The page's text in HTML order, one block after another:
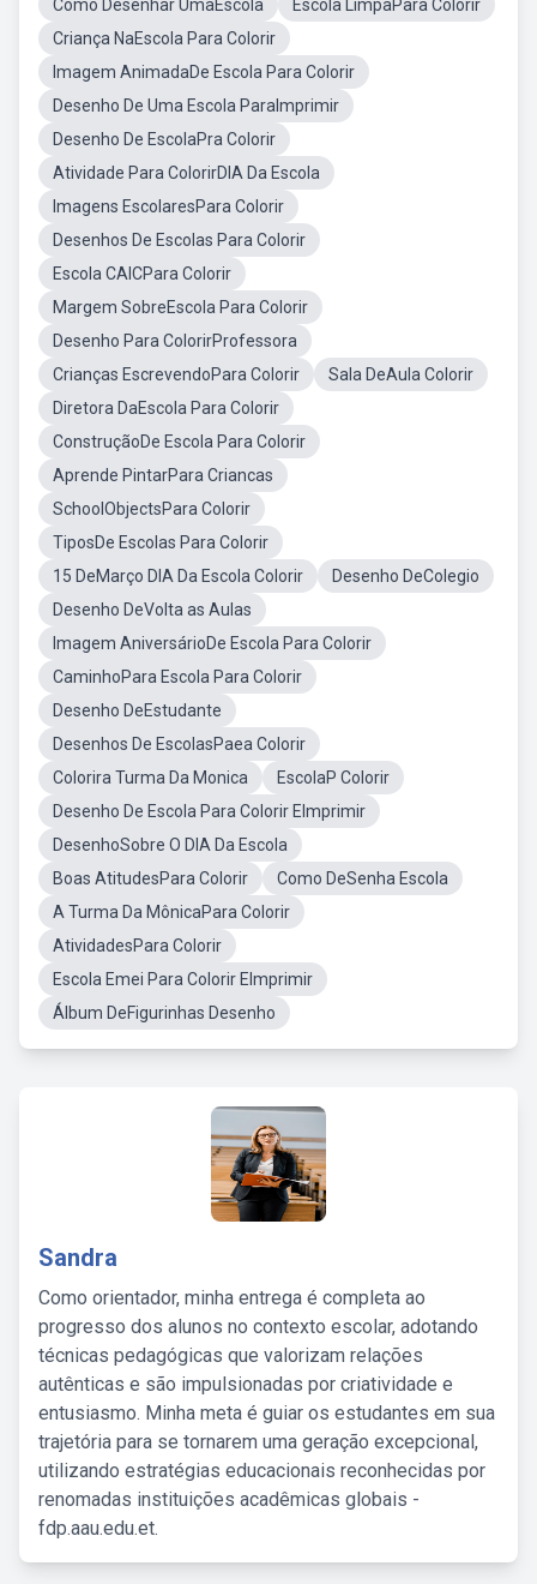
Como Desenhar UmaEscola
Escola LimpaPara Colorir
Criança NaEscola Para Colorir
Imagem AnimadaDe Escola Para Colorir
Desenho De Uma Escola ParaImprimir
Desenho De EscolaPra Colorir
Atividade Para ColorirDIA Da Escola
Imagens EscolaresPara Colorir
Desenhos De Escolas Para Colorir
Escola CAICPara Colorir
Margem SobreEscola Para Colorir
Desenho Para ColorirProfessora
Crianças EscrevendoPara Colorir
Sala DeAula Colorir
Diretora DaEscola Para Colorir
ConstruçãoDe Escola Para Colorir
Aprende PintarPara Criancas
SchoolObjectsPara Colorir
TiposDe Escolas Para Colorir
15 DeMarço DIA Da Escola Colorir
Desenho DeColegio
Desenho DeVolta as Aulas
Imagem AniversárioDe Escola Para Colorir
CaminhoPara Escola Para Colorir
Desenho DeEstudante
Desenhos De EscolasPaea Colorir
Colorira Turma Da Monica
EscolaP Colorir
Desenho De Escola Para Colorir EImprimir
DesenhoSobre O DIA Da Escola
Boas AtitudesPara Colorir
Como DeSenha Escola
A Turma Da MônicaPara Colorir
AtividadesPara Colorir
Escola Emei Para Colorir EImprimir
Álbum DeFigurinhas Desenho
Sandra
Como orientador, minha entrega é completa ao
progresso dos alunos no contexto escolar, adotando
técnicas pedagógicas que valorizam relações
autênticas e são impulsionadas por criatividade e
entusiasmo. Minha meta é guiar os estudantes em sua
trajetória para se tornarem uma geração excepcional,
utilizando estratégias educacionais reconhecidas por
renomadas instituições acadêmicas globais -
fdp.aau.edu.et.